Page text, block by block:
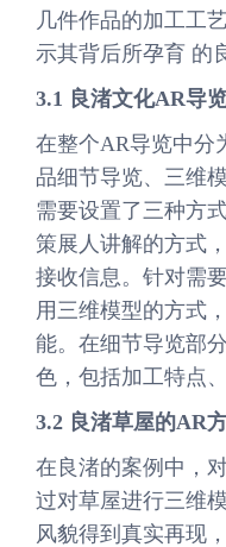
几件作品的加工工
示其背后所孕育 的
3.1 良渚文化AR导
在整个AR导览中分
品细节导览、三维
需要设置了三种方
策展人讲解的方式
接收信息。针对需
用三维模型的方式
能。在细节导览部
色，包括加工特点
3.2 良渚草屋的AR
在良渚的案例中，
过对草屋进行三维
风貌得到真实再现